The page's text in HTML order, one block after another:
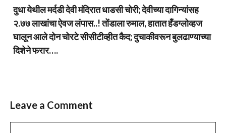
दुधा येथील मर्दडी देवी मंदिरात धाडसी चोरी; देवीच्या दागिन्यांसह
२.७७ लाखांचा ऐवज लंपास..! तोंडाला रुमाल, हातात हँडग्लोव्हज
घालून आले दोन चोरटे सीसीटीव्हीत कैद; दुचाकीवरून बुलढाण्याच्या
दिशेने फरार….
Leave a Comment